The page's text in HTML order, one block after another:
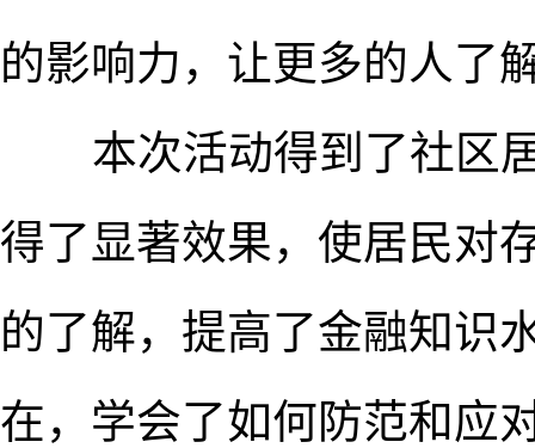
的影响力，让更多的人了
本次活动得到了社区居
得了显著效果，使居民对
的了解，提高了金融知识
在，学会了如何防范和应